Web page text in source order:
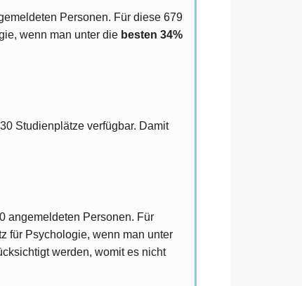
Personen. Für diese 679
wenn man unter die besten 34%
Studienplätze verfügbar. Damit
angemeldeten Personen. Für
für Psychologie, wenn man unter
werden, womit es nicht